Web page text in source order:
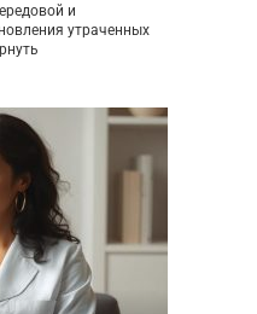
и
утраченных